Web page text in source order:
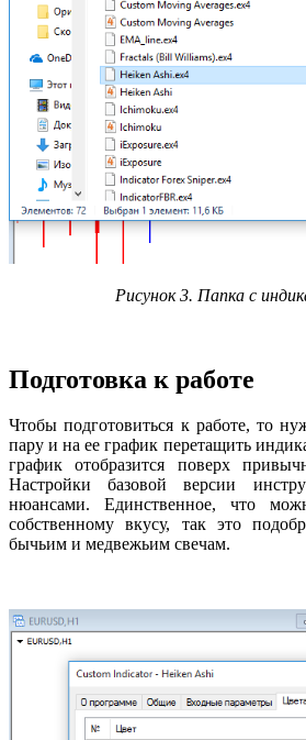
Рисунок 3. Папка с
Подготовка к работе
Чтобы подготовиться к работе, то
пару и на ее график перетащить
график отобразится поверх
Настройки базовой версии
нюансами. Единственное, что
собственному вкусу, так это
бычьим и медвежьим свечам.